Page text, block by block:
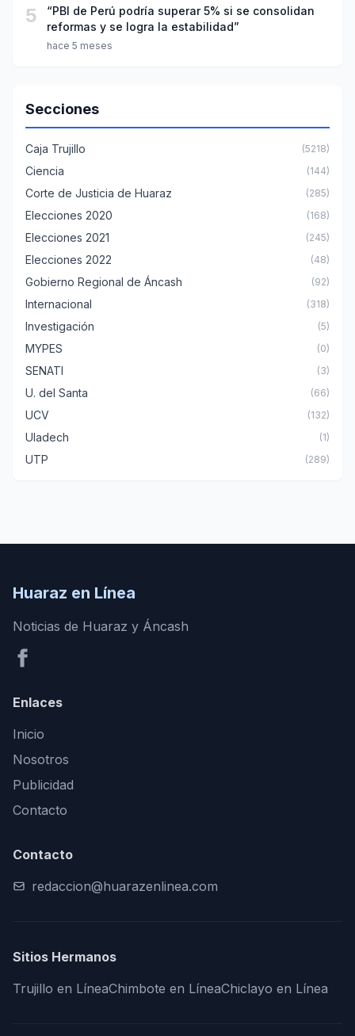
5
“PBI de Perú podría superar 5% si se consolidan
reformas y se logra la estabilidad”
hace 5 meses
Secciones
Caja Trujillo (5218)
Ciencia (144)
Corte de Justicia de Huaraz (285)
Elecciones 2020 (168)
Elecciones 2021 (245)
Elecciones 2022 (48)
Gobierno Regional de Áncash (92)
Internacional (318)
Investigación (5)
MYPES (0)
SENATI (3)
U. del Santa (66)
UCV (132)
Uladech (1)
UTP (289)
Huaraz en Línea
Noticias de Huaraz y Áncash
Enlaces
Inicio
Nosotros
Publicidad
Contacto
Contacto
redaccion@huarazenlinea.com
Sitios Hermanos
Trujillo en LíneaChimbote en LíneaChiclayo en Línea